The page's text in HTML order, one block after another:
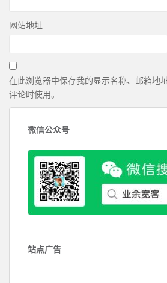
网站地址
在此浏览器中保存我的显示名称、邮箱地
评论时使用。
微信公众号
站点广告